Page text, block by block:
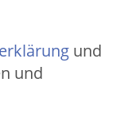
und
und